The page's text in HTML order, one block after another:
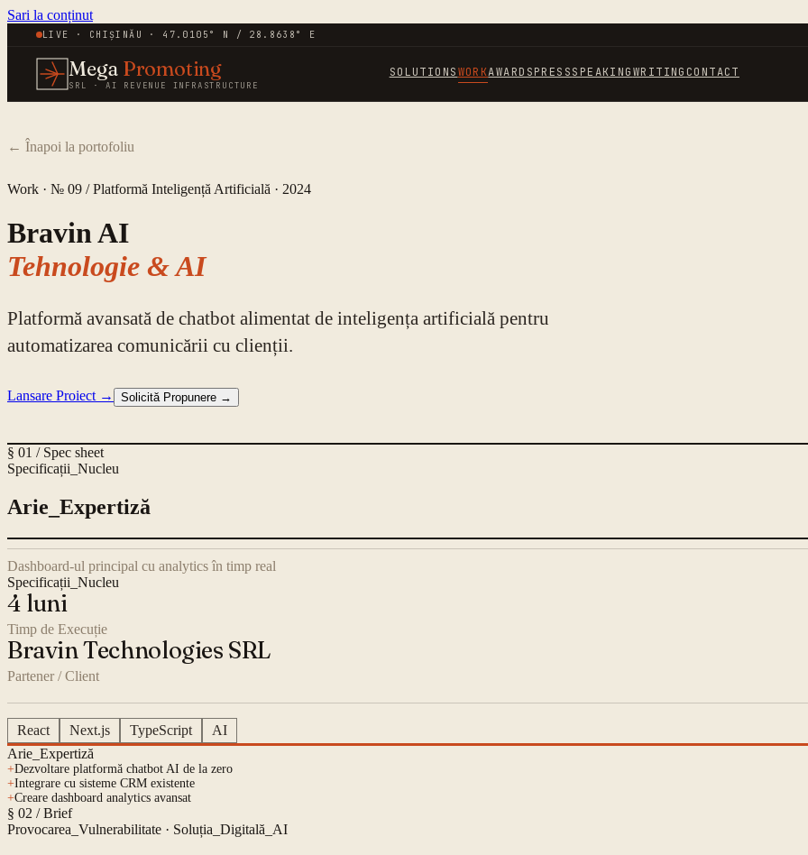
Sari la conținut
LIVE · CHIȘINĂU · 47.0105° N / 28.8638° E
Mega Promoting
SRL · AI REVENUE INFRASTRUCTURE
SOLUTIONSWORKAWARDSPRESSSPEAKINGWRITING CONTACT
← Înapoi la portofoliu
Work · № 09 /Platformă Inteligență Artificială · 2024
Bravin AI
Tehnologie & AI
Platformă avansată de chatbot alimentat de inteligența artificială pentru
automatizarea comunicării cu clienții.
Lansare Proiect → Solicită Propunere →
§ 01 / Spec sheet
Specificații_Nucleu
Arie_Expertiză
Dashboard-ul principal cu analytics în timp real
Specificații_Nucleu
4 luni
Timp de Execuție
Bravin Technologies SRL
Partener / Client
React Next.js TypeScript
AI
Arie_Expertiză
+Dezvoltare platformă chatbot AI de la zero
+Integrare cu sisteme CRM existente
+Creare dashboard analytics avansat
§ 02 / Brief
Provocarea_Vulnerabilitate · Soluția_Digitală_AI